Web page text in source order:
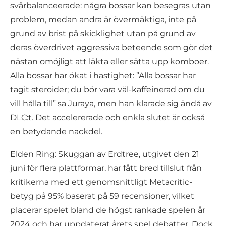
svårbalanceerade: några bossar kan besegras utan
problem, medan andra är övermäktiga, inte på
grund av brist på skicklighet utan på grund av
deras överdrivet aggressiva beteende som gör det
nästan omöjligt att läkta eller sätta upp komboer.
Alla bossar har ökat i hastighet: ”Alla bossar har
tagit steroider; du bör vara väl-kaffeinerad om du
vill hålla till” sa Juraya, men han klarade sig ändå av
DLC:t. Det accelererade och enkla slutet är också
en betydande nackdel.
Elden Ring: Skuggan av Erdtree, utgivet den 21
juni för flera plattformar, har fått bred tillslut från
kritikerna med ett genomsnittligt Metacritic-
betyg på 95% baserat på 59 recensioner, vilket
placerar spelet bland de högst rankade spelen år